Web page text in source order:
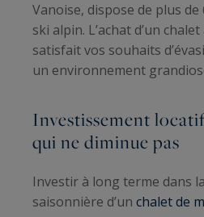
Vanoise, dispose de plus
ski alpin. L’achat d’un
satisfait vos souhaits
un environnement
Investissement
qui ne diminue pas
Investir à long terme dans
saisonnière d’un chalet de